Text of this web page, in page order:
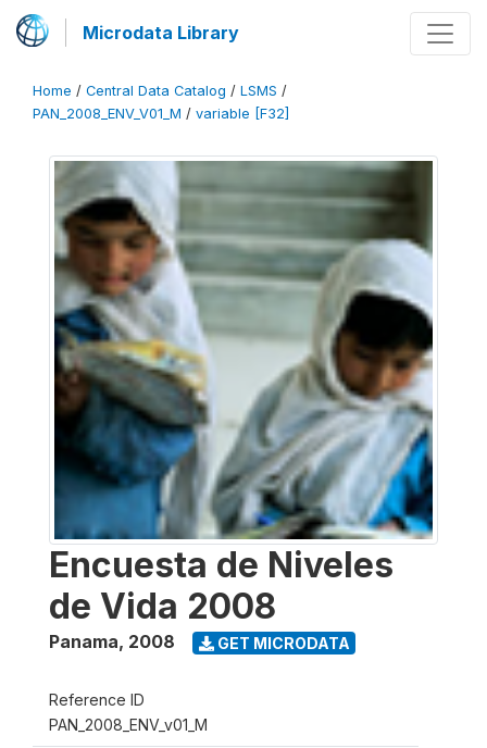
Microdata Library
Home / Central Data Catalog / LSMS /
PAN_2008_ENV_V01_M / variable [F32]
Encuesta de Niveles
de Vida 2008
Panama, 2008 GET MICRODATA
Reference ID
PAN_2008_ENV_v01_M